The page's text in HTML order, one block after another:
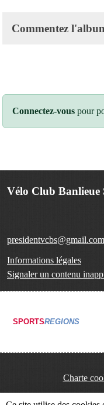
Commentez
Connectez-vous pour
Vélo Club
presidentvcbs@gmail.com
Informations légales
Signaler un contenu
SPORTSREGIONS
Charte